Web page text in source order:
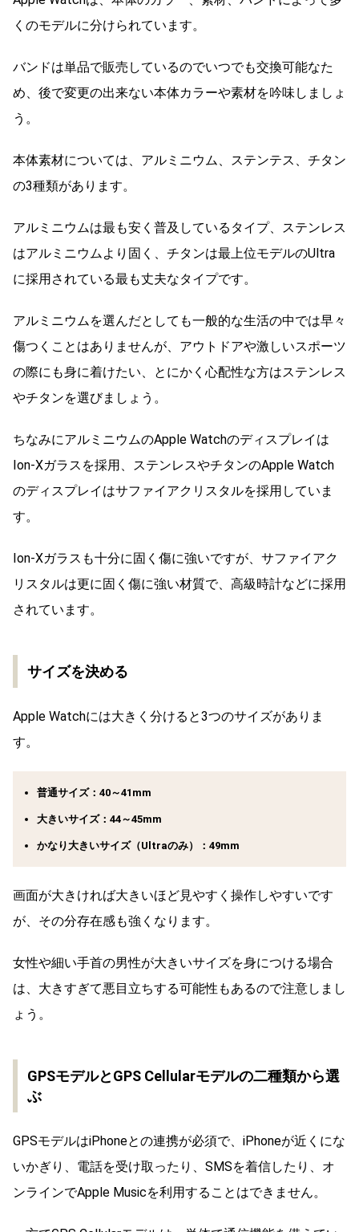
くのモデルに分けられています。
バンドは単品で販売しているのでいつでも交換可能なた
め、後で変更の出来ない本体カラーや素材を吟味しましょ
う。
本体素材については、アルミニウム、ステンテス、チタン
の3種類があります。
アルミニウムは最も安く普及しているタイプ、ステンレス
はアルミニウムより固く、チタンは最上位モデルのUltra
に採用されている最も丈夫なタイプです。
アルミニウムを選んだとしても一般的な生活の中では早々
傷つくことはありませんが、アウトドアや激しいスポーツ
の際にも身に着けたい、とにかく心配性な方はステンレス
やチタンを選びましょう。
ちなみにアルミニウムのApple Watchのディスプレイは
Ion-Xガラスを採用、ステンレスやチタンのApple Watch
のディスプレイはサファイアクリスタルを採用していま
す。
Ion-Xガラスも十分に固く傷に強いですが、サファイアク
リスタルは更に固く傷に強い材質で、高級時計などに採用
されています。
サイズを決める
Apple Watchには大きく分けると3つのサイズがありま
す。
普通サイズ：40～41mm
大きいサイズ：44～45mm
かなり大きいサイズ（Ultraのみ）：49mm
画面が大きければ大きいほど見やすく操作しやすいです
が、その分存在感も強くなります。
女性や細い手首の男性が大きいサイズを身につける場合
は、大きすぎて悪目立ちする可能性もあるので注意しまし
ょう。
GPSモデルとGPS Cellularモデルの二種類から選
ぶ
GPSモデルはiPhoneとの連携が必須で、iPhoneが近くにな
いかぎり、電話を受け取ったり、SMSを着信したり、オ
ンラインでApple Musicを利用することはできません。